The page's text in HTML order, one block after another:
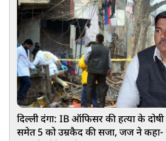
दिल्ली दंगा: IB ऑफिसर की हत्या के दोषी
समेत 5 को उम्रकैद की सजा, जज ने